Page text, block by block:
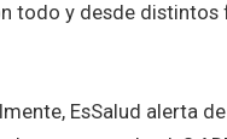
todo y desde
EsSalud alerta